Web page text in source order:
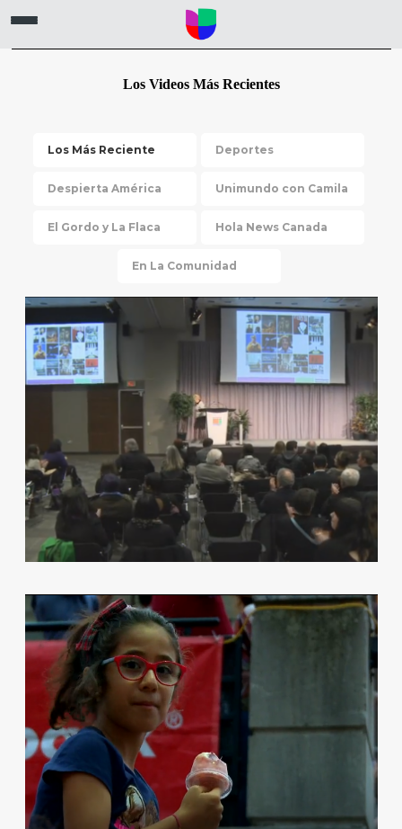
Los Videos Más Recientes
Los Más Reciente Deportes
Despierta América Unimundo con Camila
El Gordo y La Flaca Hola News Canada
En La Comunidad
LUMINATO FESTIVAL